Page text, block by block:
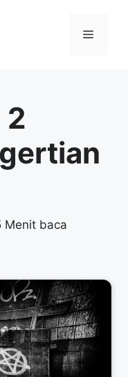
Menu
2
Menit baca